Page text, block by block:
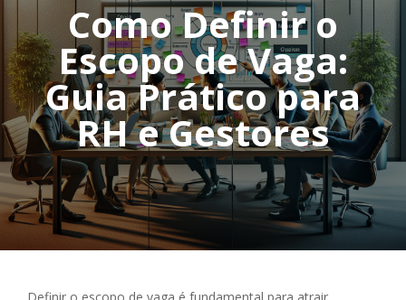
Como Definir o
Escopo de Vaga:
Guia Prático para
RH e Gestores